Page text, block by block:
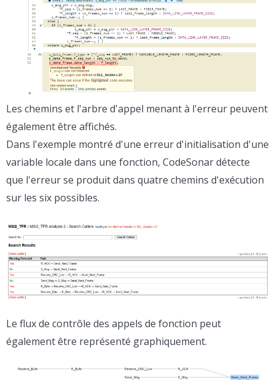
Les chemins et l'arbre d'appel menant à l'erreur peuvent
également être affichés.
Dans l'exemple montré d'une erreur d'initialisation d'une
variable locale dans une fonction, CodeSonar détecte
que l'erreur se produit dans quatre chemins d'exécution
sur les six possibles.
Le flux de contrôle des appels de fonction peut
également être représenté graphiquement.